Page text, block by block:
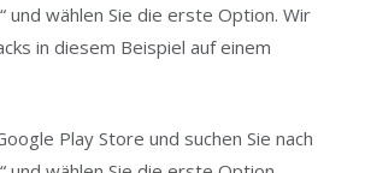
und wählen Sie die erste Option. Wir
in diesem Beispiel auf einem